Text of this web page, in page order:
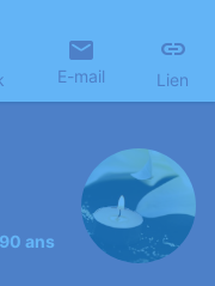
E-mail Lien
ans